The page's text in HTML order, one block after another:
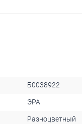
Б0038922
ЭРА
Разноцветный